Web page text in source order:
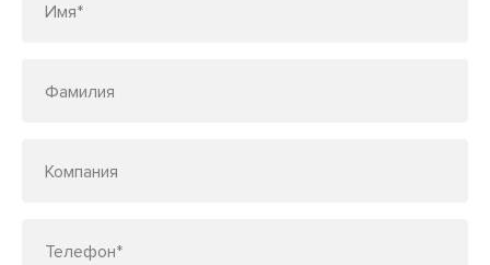
Имя*
Фамилия
Компания
Телефон*